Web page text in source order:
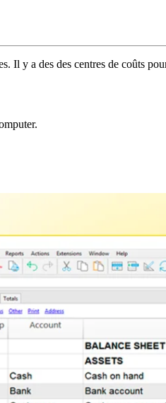
Il y a des des centres de coûts